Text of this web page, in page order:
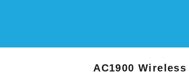
AC1900